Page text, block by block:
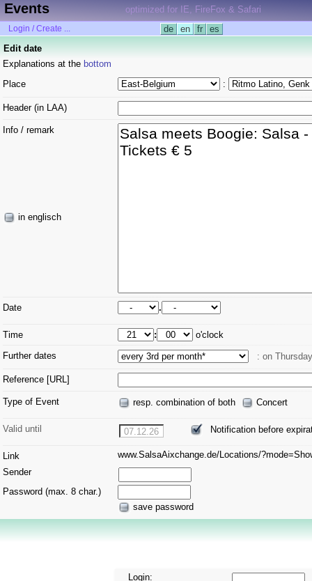
Events optimized for IE, FireFox & Safari
Login / Create ... de en fr
es
Edit date
Explanations at the bottom
Place
:
Header (in LAA)
Info / remark
in englisch
Date .
Time :
o'clock
Further dates
: on Thursday
Reference [URL]
Type of Event resp. combination of both Concert
Valid until 07.12.26 Notification before
Link
www.SalsaAixchange.de/Locations/
Sender
Password (max. 8 char.)
save password
Login: